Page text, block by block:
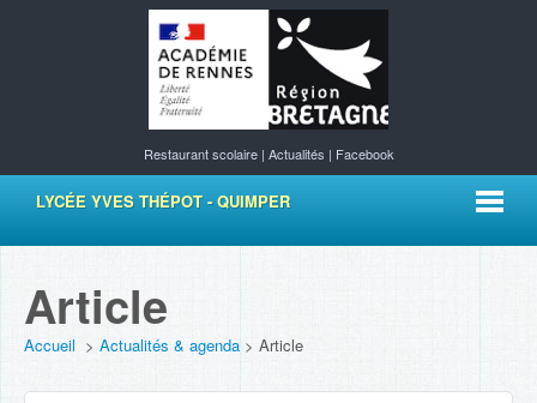
Restaurant scolaire | Actualités | Facebook
LYCÉE YVES THÉPOT - QUIMPER
Article
Accueil > Actualités & agenda > Article